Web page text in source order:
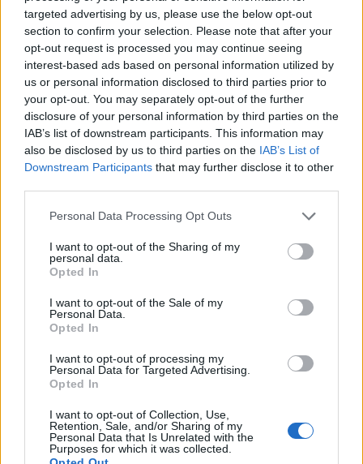
targeted advertising by us, please use the below opt-out
section to confirm your selection. Please note that after your
opt-out request is processed you may continue seeing
interest-based ads based on personal information utilized by
us or personal information disclosed to third parties prior to
your opt-out. You may separately opt-out of the further
disclosure of your personal information by third parties on the
IAB’s list of downstream participants. This information may
also be disclosed by us to third parties on the IAB’s List of
Downstream Participants that may further disclose it to other
Personal Data Processing Opt Outs
I want to opt-out of the Sharing of my
personal data.
Opted In
I want to opt-out of the Sale of my
Personal Data.
Opted In
I want to opt-out of processing my
Personal Data for Targeted Advertising.
Opted In
I want to opt-out of Collection, Use,
Retention, Sale, and/or Sharing of my
Personal Data that Is Unrelated with the
Purposes for which it was collected.
Sándor Ella: Na, indíts, s
menjünk!
A rovat további cikkei